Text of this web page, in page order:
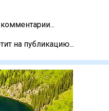
на публикацию...